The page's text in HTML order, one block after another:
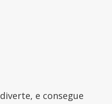
e consegue